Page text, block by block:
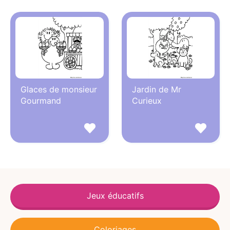
Glaces de monsieur
Gourmand
Jardin de Mr
Curieux
Jeux éducatifs